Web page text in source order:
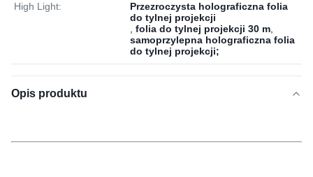
High Light:
Przezroczysta holograficzna folia
do tylnej projekcji
folia do tylnej projekcji 30 m
samoprzylepna holograficzna folia
do tylnej projekcji;
Opis produktu